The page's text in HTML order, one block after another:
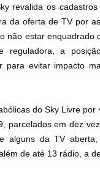
revalida os
da oferta de TV por
não estar enquadrado
reguladora, a
para evitar impacto
do Sky Livre por
parcelados em dez
alguns da TV
de até 13 rádio, a